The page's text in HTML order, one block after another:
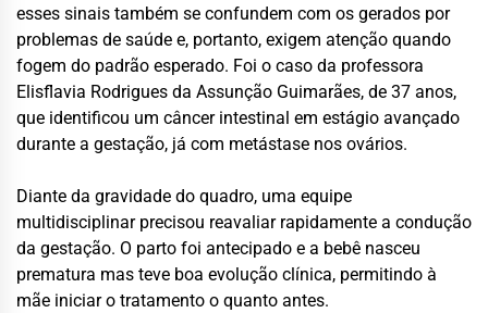
esses sinais também se confundem com os gerados por
problemas de saúde e, portanto, exigem atenção quando
fogem do padrão esperado. Foi o caso da professora
Elisflavia Rodrigues da Assunção Guimarães, de 37 anos,
que identificou um câncer intestinal em estágio avançado
durante a gestação, já com metástase nos ovários.
Diante da gravidade do quadro, uma equipe
multidisciplinar precisou reavaliar rapidamente a condução
da gestação. O parto foi antecipado e a bebê nasceu
prematura mas teve boa evolução clínica, permitindo à
mãe iniciar o tratamento o quanto antes.